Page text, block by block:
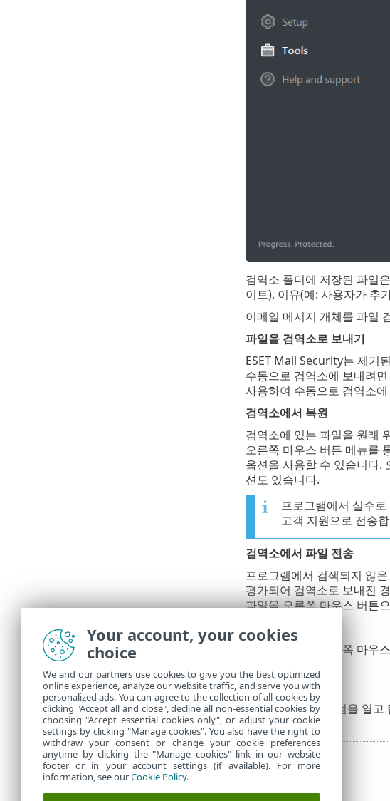
검역소 폴더에 저장된 파일
이트), 이유(예: 사용자가 추
이메일 메시지 개체를 파일
파일을 검역소로 보내기
ESET Mail Security는 제거
수동으로 검역소에 보내려면
사용하여 수동으로 검역소
검역소에서 복원
검역소에 있는 파일을 원래
오른쪽 마우스 버튼 메뉴를
옵션을 사용할 수 있습니다.
션도 있습니다.
프로그램에서 실수
고객 지원으로 전송
검역소에서 파일 전송
프로그램에서 검색되지 않
평가되어 검역소로 보내진
파일을 오른쪽 마우스 버튼
검역소에서 제거
지정된 항목을 오른쪽 마우
탐지 설명
welivesecurity 포럼을 열
Your account, your cookies
choice
We and our partners use cookies to give you the best optimized
online experience, analyze our website traffic, and serve you with
personalized ads. You can agree to the collection of all cookies by
clicking "Accept all and close", decline all non-essential cookies by
choosing "Accept essential cookies only", or adjust your cookie
settings by clicking "Manage cookies". You also have the right to
withdraw your consent or change your cookie preferences
anytime by clicking the "Manage cookies" link in our website
footer or in your account settings (if available). For more
information, see ourCookie Policy.